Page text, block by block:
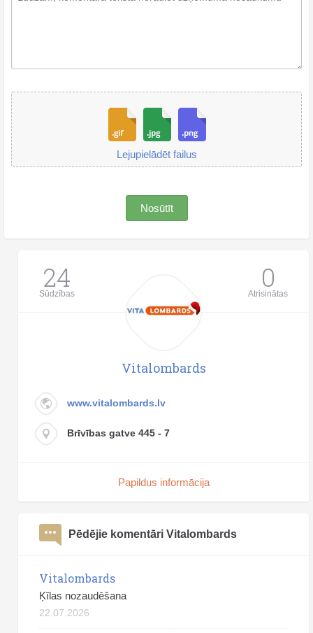
Lejupielādēt failus
Nosūtīt
24
Sūdzības 0
Atrisinātas
Vitalombards
www.vitalombards.lv
Brīvības gatve 445 - 7
Papildus informācija
Pēdējie komentāri Vitalombards
Vitalombards
Ķīlas nozaudēšana
22.07.2026